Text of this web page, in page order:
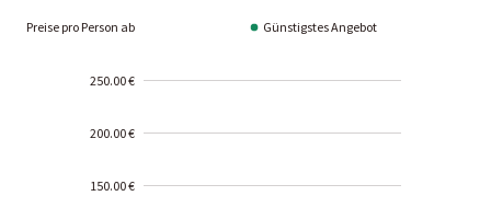
Preise pro Person ab Günstigstes Angebot
250.00 €
200.00 €
150.00 €